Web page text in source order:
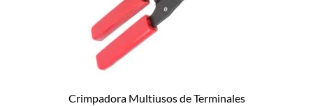
Crimpadora Multiusos de Terminales